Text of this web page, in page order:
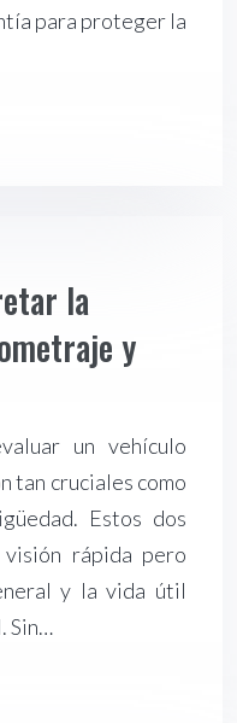
para proteger la
la
y
un vehículo
tan cruciales como
Estos dos
rápida pero
y la vida útil
Sin…